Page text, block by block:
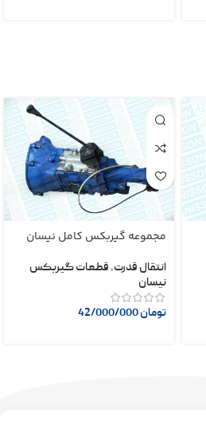
مجموعه گیربکس کامل نیسان
انتقال قدرت, قطعات گیربکس
نیسان
تومان